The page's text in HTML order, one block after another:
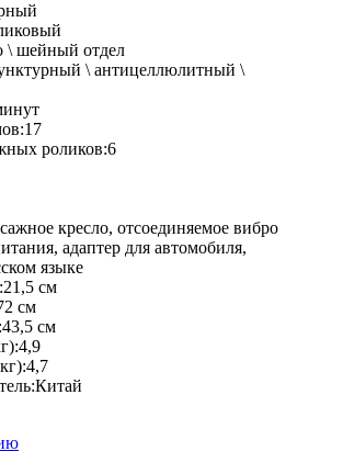
\ шейный отдел
\ антицеллюлитный \
:17
роликов:6
кресло, отсоединяемое вибро
адаптер для автомобиля,
языке
:21,5 см
см
:43,5 см
:4,9
:4,7
:Китай